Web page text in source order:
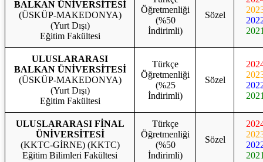
BALKAN ÜNİVERSİTESİ
(ÜSKÜP-MAKEDONYA)
(Yurt Dışı)
Eğitim Fakültesi
Öğretmenliği
(%50
İndirimli)
Sözel
ULUSLARARASI
BALKAN ÜNİVERSİTESİ
(ÜSKÜP-MAKEDONYA)
(Yurt Dışı)
Eğitim Fakültesi
Türkçe
Öğretmenliği
(%25
İndirimli)
Sözel
ULUSLARARASI FİNAL
ÜNİVERSİTESİ
(KKTC-GİRNE) (KKTC)
Eğitim Bilimleri Fakültesi
Türkçe
Öğretmenliği
(%50
İndirimli)
Sözel